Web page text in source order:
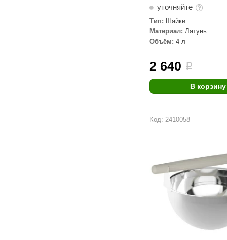
уточняйте
Тип: Шайки
Материал: Латунь
Объём: 4 л
2 640 i
В корзину
Код: 2410058